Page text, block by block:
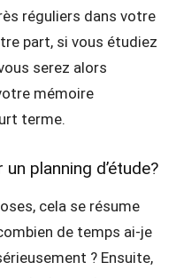
réguliers dans votre
part, si vous étudiez
serez alors
mémoire
terme.
un planning d’étude?
cela se résume
de temps ai-je
? Ensuite,